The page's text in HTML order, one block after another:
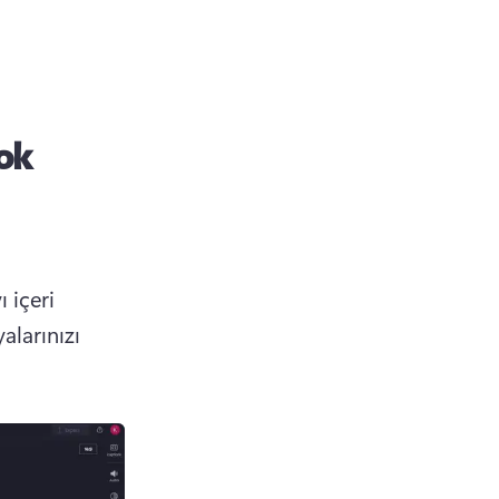
içeri